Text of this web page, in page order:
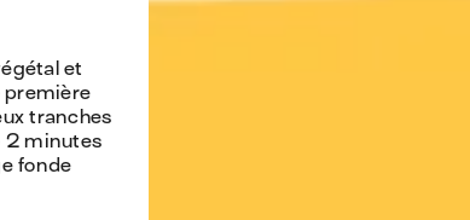
et
première
tranches
2 minutes
fonde